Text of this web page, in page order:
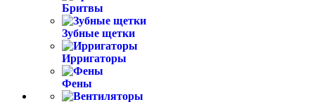
Бритвы
Зубные щетки
Ирригаторы
Фены